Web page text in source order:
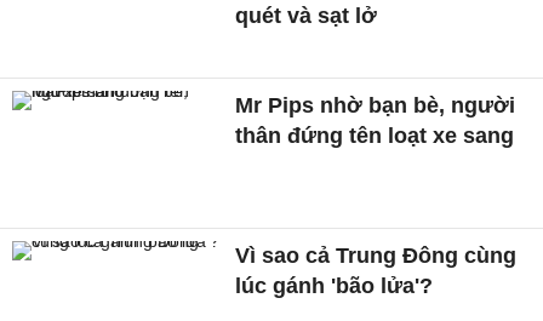
quét và sạt lở
Mr Pips nhờ bạn bè, người
thân đứng tên loạt xe sang
Vì sao cả Trung Đông cùng
lúc gánh 'bão lửa'?